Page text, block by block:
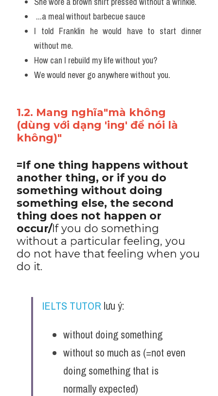
...a meal without barbecue sauce
I told Franklin he would have to start dinner
without me.
How can I rebuild my life without you?
We would never go anywhere without you.
1.2. Mang nghĩa"mà không
(dùng với dạng 'ing' để nói là
không)"
=If one thing happens without
another thing, or if you do
something without doing
something else, the second
thing does not happen or
occur/If you do something
without a particular feeling, you
do not have that feeling when you
do it.
IELTS TUTOR lưu ý:
without doing something
without so much as (=not even
doing something that is
normally expected)